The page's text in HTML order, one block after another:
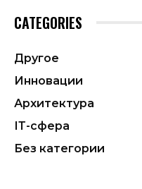
CATEGORIES
Другое
Инновации
Архитектура
ІТ-сфера
Без категории